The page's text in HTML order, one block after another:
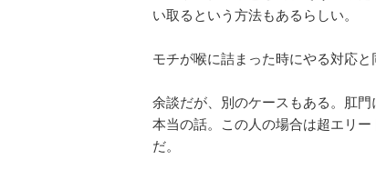
い取るという方法もあるらしい。
モチが喉に詰まった時にやる対応と
余談だが、別のケースもある。肛
本当の話。この人の場合は超エリ
だ。